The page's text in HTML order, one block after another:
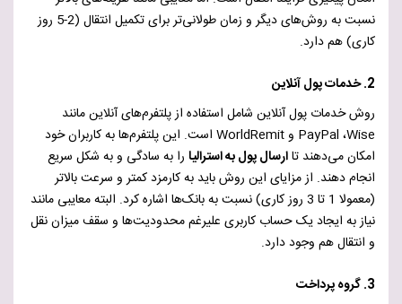
نسبت به روش‌های دیگرو
زمان طولانی‌تر برای تکمیل انتقال (2-5 روز
کاری) هم دارد.
2. خدمات پول آنلاین
روش خدمات پول آنلاین شامل استفاده از پلتفرم‌های آنلاین مانند
Wise، PayPal وWorldRemit است. این پلتفرم‌ها به کاربران خود
امکان می‌دهند تاارسال پول به استرالیا را به سادگی و به شکل سریع
انجام دهند. از مزایای این روش باید به کارمزد کمتر و سرعت بالاتر
(معمولا 1 تا 3 روز کاری) نسبت به بانک‌ها اشاره کرد. البته معایبی مانند
نیاز به ایجاد یک حساب کاربری علیرغم محدودیت‌ها و سقف میزان نقل
و انتقال هم وجود دارد.
3. گروه پرداخت